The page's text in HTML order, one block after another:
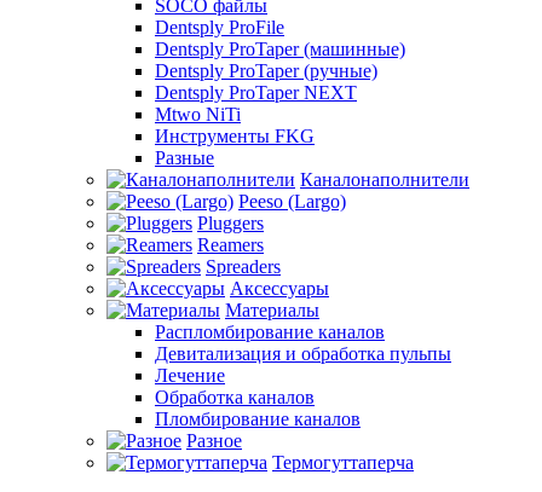
SOCO файлы
Dentsply ProFile
Dentsply ProTaper (машинные)
Dentsply ProTaper (ручные)
Dentsply ProTaper NEXT
Mtwo NiTi
Инструменты FKG
Разные
Каналонаполнители
Peeso (Largo)
Pluggers
Reamers
Spreaders
Аксессуары
Материалы
Распломбирование каналов
Девитализация и обработка пульпы
Лечение
Обработка каналов
Пломбирование каналов
Разное
Термогуттаперча